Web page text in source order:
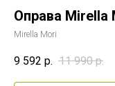
Оправа Mirella
Mirella Mori
9 592 р. 11 990 р.